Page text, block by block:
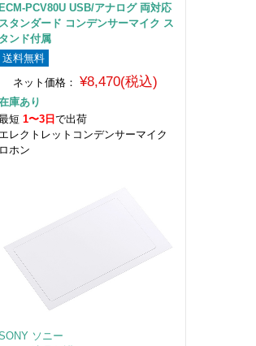
ECM-PCV80U USB/アナログ 両対応
スタンダード コンデンサーマイク ス
タンド付属
送料無料
ネット価格：
¥8,470(税込)
庫あり
短 1〜3日 で出荷
エレクトレットコンデンサーマイク
ロホン
ソニー